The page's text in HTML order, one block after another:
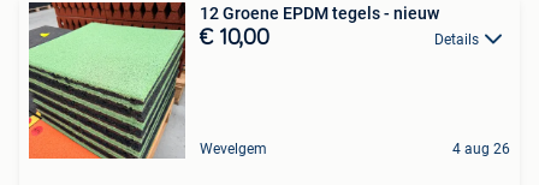
12 Groene EPDM tegels - nieuw
€ 10,00 Details
Wevelgem 4 aug 26